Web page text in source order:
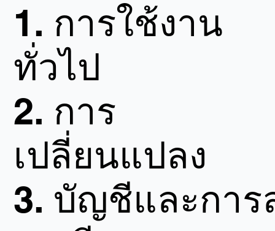
1. การใช้งาน
ทั่วไป
2. การ
เปลี่ยนแปลง
3. บัญชีและการ